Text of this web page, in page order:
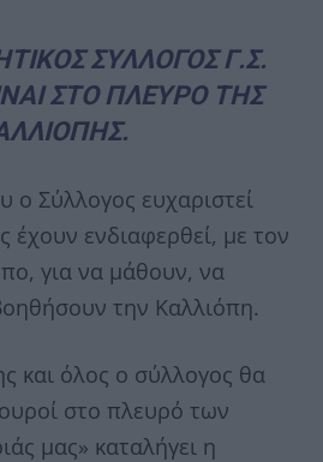
ΣΥΛΛΟΓΟΣ Γ.Σ.
ΣΤΟ ΠΛΕΥΡΟ ΤΗΣ
ο Σύλλογος ευχαριστεί
έχουν ενδιαφερθεί, με τον
για να μάθουν, να
την Καλλιόπη.
και όλος ο σύλλογος θα
στο πλευρό των
μας» καταλήγει η